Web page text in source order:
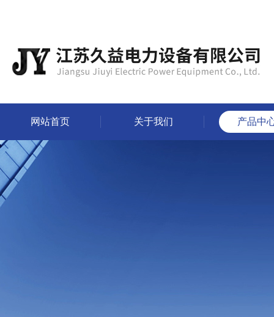
网站首页 关于我们 产品中